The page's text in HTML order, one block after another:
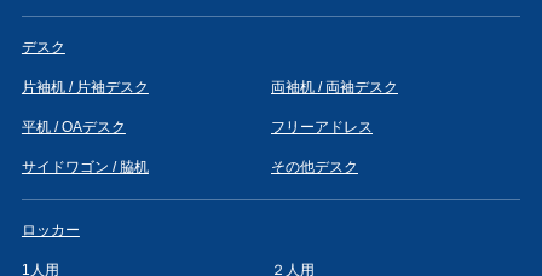
デスク
片袖机 / 片袖デスク 両袖机 / 両袖デスク
平机 / OAデスク フリーアドレス
サイドワゴン / 脇机 その他デスク
ロッカー
1人用 ２人用